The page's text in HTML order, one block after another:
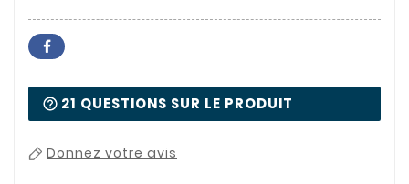
21 QUESTIONS SUR LE PRODUIT
Donnez votre avis